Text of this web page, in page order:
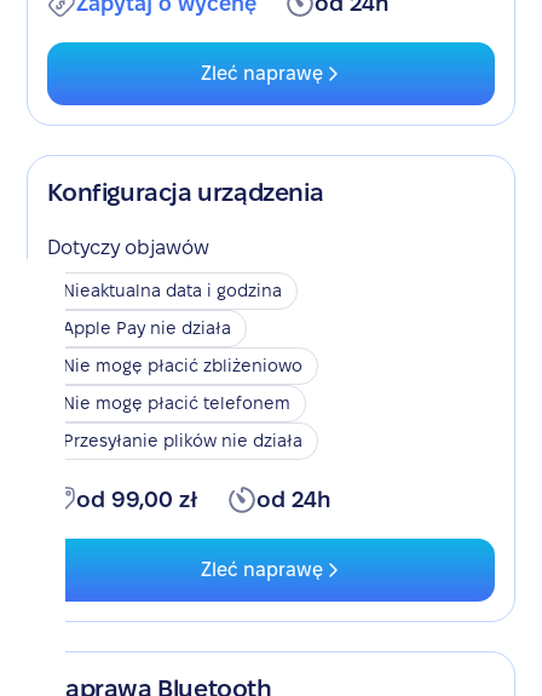
Zleć naprawę
Konfiguracja urządzenia
Dotyczy objawów
Nieaktualna data i godzina
Apple Pay nie działa
Nie mogę płacić zbliżeniowo
Nie mogę płacić telefonem
Przesyłanie plików nie działa
od 99,00 zł od 24h
Zleć naprawę
Naprawa Bluetooth